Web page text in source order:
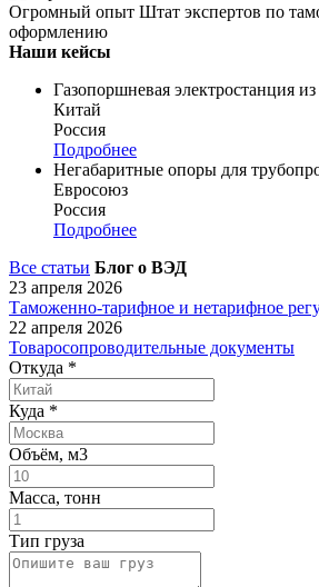
Огромный опыт Штат экспертов по
оформлению
Наши кейсы
Газопоршневая электростанция
Китай
Россия
Подробнее
Негабаритные опоры для
Евросоюз
Россия
Подробнее
Все статьи Блог о ВЭД
23 апреля 2026
Таможенно-тарифное и нетарифное
22 апреля 2026
Товаросопроводительные документы
Откуда *
Куда *
Объём, м3
Масса, тонн
Тип груза